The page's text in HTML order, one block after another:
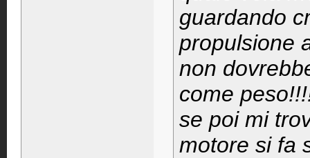
guardando
propulsione
non
come
se poi mi
motore si fa